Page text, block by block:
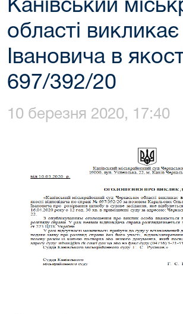
Канівський
області
Івановича в
697/392/20
10 березня 2020, 17:40